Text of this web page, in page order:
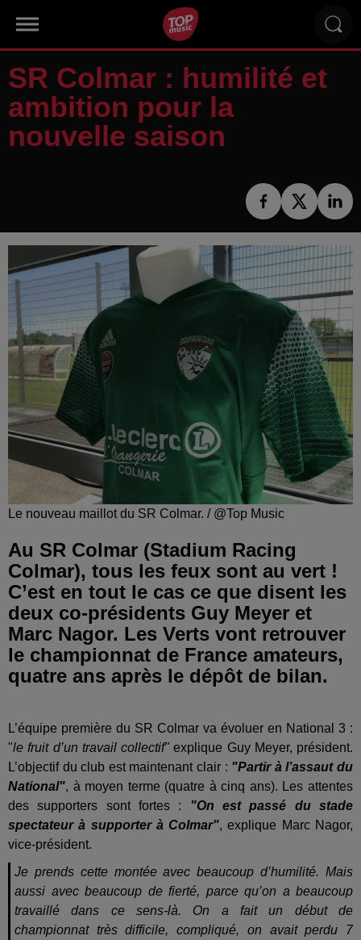
SR Colmar : humilité et
ambition pour la
nouvelle saison
Le nouveau maillot du SR Colmar. / @Top Music
Au SR Colmar (Stadium Racing
Colmar), tous les feux sont au vert !
C’est en tout le cas ce que disent les
deux co-présidents Guy Meyer et
Marc Nagor. Les Verts vont retrouver
le championnat de France amateurs,
quatre ans après le dépôt de bilan.
L’équipe première du SR Colmar va évoluer en National 3 :
"le fruit d’un travail collectif" explique Guy Meyer, président.
L’objectif du club est maintenant clair : "Partir à l’assaut du
National", à moyen terme (quatre à cinq ans). Les attentes
des supporters sont fortes : "On est passé du stade
spectateur à supporter à Colmar", explique Marc Nagor,
vice-président.
Je prends cette montée avec beaucoup d’humilité. Mais
aussi avec beaucoup de fierté, parce qu’on a beaucoup
travaillé dans ce sens-là. On a fait un début de
championnat très difficile, compliqué, on avait perdu 7